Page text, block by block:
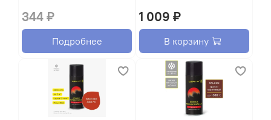
344 ₽
Подробнее
1 009 ₽
В корзину